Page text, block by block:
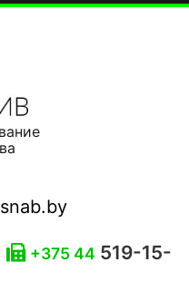
+375 44 519-15-